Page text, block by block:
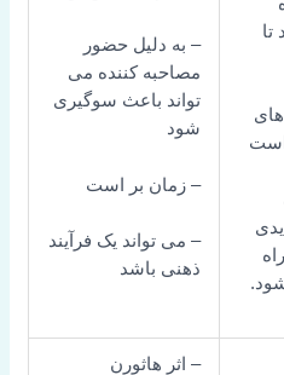
– به دلیل حضور
مصاحبه کننده می
تواند باعث سوگیری
شود
– زمان بر است
– می تواند یک فرآیند
ذهنی باشد
– اثر هاثورن